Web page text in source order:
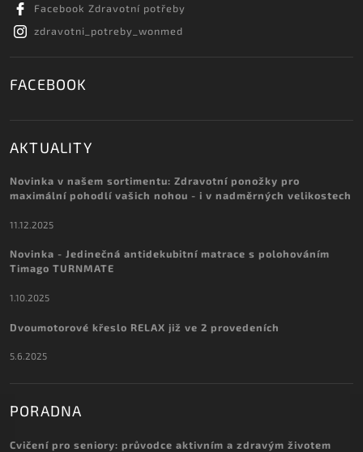
Facebook Zdravotní potřeby
zdravotni_potreby_wonmed
FACEBOOK
AKTUALITY
Novinka v našem sortimentu: Zdravotní ponožky pro
maximální pohodlí vašich nohou - i v nadměrných velikostech
11.12.2025
Novinka - Jedinečná antidekubitní matrace s polohováním
Timago TURNMATE
1.10.2025
Dvoumotorové křeslo RELAX již ve 2 provedeních
5.6.2025
PORADNA
Cvičení pro seniory: průvodce aktivním a zdravým životem